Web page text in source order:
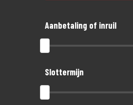
Aanbetaling of inruil
Slottermijn